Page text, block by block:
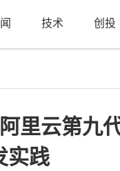
技术 创投
里云第九
实践